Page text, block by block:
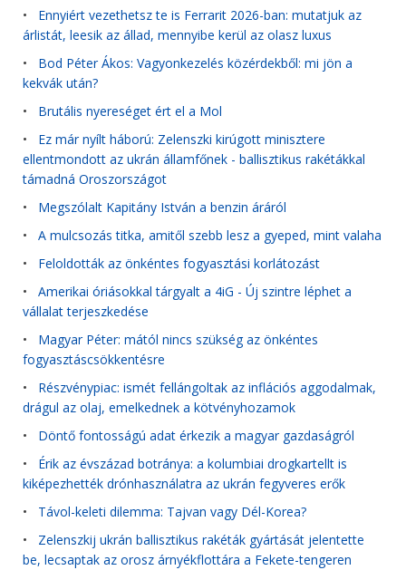
• Ennyiért vezethetsz te is Ferrarit 2026-ban: mutatjuk az
árlistát, leesik az állad, mennyibe kerül az olasz luxus
• Bod Péter Ákos: Vagyonkezelés közérdekből: mi jön a
kekvák után?
• Brutális nyereséget ért el a Mol
• Ez már nyílt háború: Zelenszki kirúgott minisztere
ellentmondott az ukrán államfőnek - ballisztikus rakétákkal
támadná Oroszországot
• Megszólalt Kapitány István a benzin áráról
• A mulcsozás titka, amitől szebb lesz a gyeped, mint valaha
• Feloldották az önkéntes fogyasztási korlátozást
• Amerikai óriásokkal tárgyalt a 4iG - Új szintre léphet a
vállalat terjeszkedése
• Magyar Péter: mától nincs szükség az önkéntes
fogyasztáscsökkentésre
• Részvénypiac: ismét fellángoltak az inflációs aggodalmak,
drágul az olaj, emelkednek a kötvényhozamok
• Döntő fontosságú adat érkezik a magyar gazdaságról
• Érik az évszázad botránya: a kolumbiai drogkartellt is
kiképezhették drónhasználatra az ukrán fegyveres erők
• Távol-keleti dilemma: Tajvan vagy Dél-Korea?
• Zelenszkij ukrán ballisztikus rakéták gyártását jelentette
be, lecsaptak az orosz árnyékflottára a Fekete-tengeren